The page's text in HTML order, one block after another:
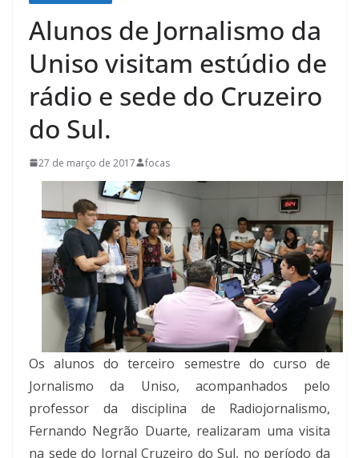
Alunos de Jornalismo da
Uniso visitam estúdio de
rádio e sede do Cruzeiro
do Sul.
27 de março de 2017 focas
Os alunos do terceiro semestre do curso de
Jornalismo da Uniso, acompanhados pelo
professor da disciplina de Radiojornalismo,
Fernando Negrão Duarte, realizaram uma visita
na sede do Jornal Cruzeiro do Sul, no período da